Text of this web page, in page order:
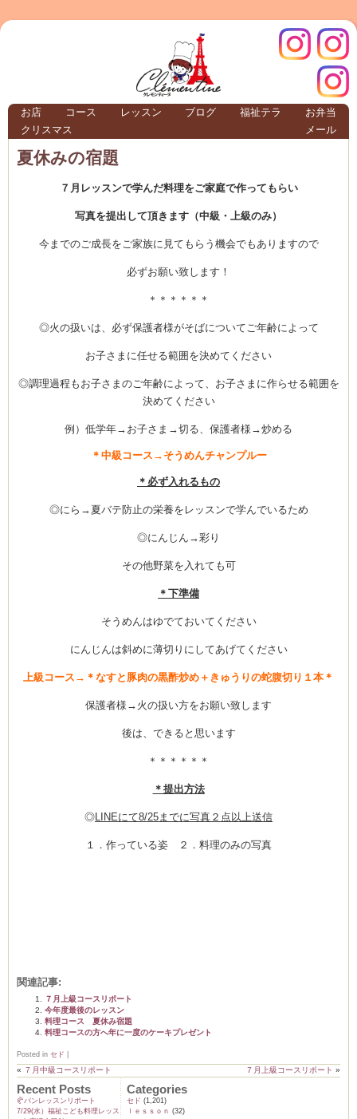
クレモンティーヌ – 新百合ヶ丘の料理教
室・テイクアウト Clémentine (produced
お店 コース レッスン ブログ 福祉テラ
お弁当
クリスマス
メール
インス
クレモ
ーヌ
夏休みの宿題
７月レッスンで学んだ料理をご家庭で作ってもらい
写真を提出して頂きます（中級・上級のみ）
今までのご成長をご家族に見てもらう機会でもありますので
必ずお願い致します！
＊＊＊＊＊＊
◎火の扱いは、必ず保護者様がそばについてご年齢によって
お子さまに任せる範囲を決めてください
◎調理過程もお子さまのご年齢によって、お子さまに作らせる範囲を
決めてください
例）低学年→お子さま→切る、保護者様→炒める
＊中級コース→そうめんチャンプルー
＊必ず入れるもの
◎にら→夏バテ防止の栄養をレッスンで学んでいるため
◎にんじん→彩り
その他野菜を入れても可
＊下準備
そうめんはゆでておいてください
にんじんは斜めに薄切りにしてあげてください
上級コース→＊なすと豚肉の黒酢炒め＋きゅうりの蛇腹切り１本＊
保護者様→火の扱い方をお願い致します
後は、できると思います
＊＊＊＊＊＊
＊提出方法
◎LINEにて8/25までに写真２点以上送信
１．作っている姿 ２．料理のみの写真
関連記事:
７月上級コースリポート
今年度最後のレッスン
料理コース 夏休み宿題
料理コースの方へ年に一度のケーキプレゼント
Posted in セド
« ７月中級コースリポート ７月上級コースリポート »
Recent Posts
🥐パンレッスンリポート
7/29(水）福祉こども料理レッス
Categories
セド (1,201)
ｌｅｓｓｏｎ (32)